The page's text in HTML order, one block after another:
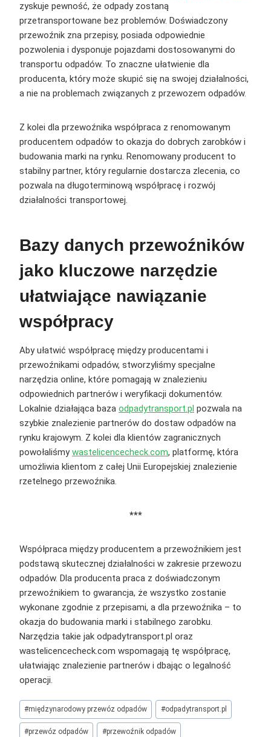
zyskuje pewność, że odpady zostaną
przetransportowane bez problemów. Doświadczony
przewoźnik zna przepisy, posiada odpowiednie
pozwolenia i dysponuje pojazdami dostosowanymi do
transportu odpadów. To znaczne ułatwienie dla
producenta, który może skupić się na swojej działalności,
a nie na problemach związanych z przewozem odpadów.
Z kolei dla przewoźnika współpraca z renomowanym
producentem odpadów to okazja do dobrych zarobków i
budowania marki na rynku. Renomowany producent to
stabilny partner, który regularnie dostarcza zlecenia, co
pozwala na długoterminową współpracę i rozwój
działalności transportowej.
Bazy danych przewoźników
jako kluczowe narzędzie
ułatwiające nawiązanie
współpracy
Aby ułatwić współpracę między producentami i
przewoźnikami odpadów, stworzyliśmy specjalne
narzędzia online, które pomagają w znalezieniu
odpowiednich partnerów i weryfikacji dokumentów.
Lokalnie działająca baza odpadytransport.pl pozwala na
szybkie znalezienie partnerów do dostaw odpadów na
rynku krajowym. Z kolei dla klientów zagranicznych
powołaliśmywastelicencecheck.com, platformę, która
umożliwia klientom z całej Unii Europejskiej znalezienie
rzetelnego przewoźnika.
***
Współpraca między producentem a przewoźnikiem jest
podstawą skutecznej działalności w zakresie przewozu
odpadów. Dla producenta praca z doświadczonym
przewoźnikiem to gwarancja, że wszystko zostanie
wykonane zgodnie z przepisami, a dla przewoźnika – to
okazja do budowania marki i stabilnego zarobku.
Narzędzia takie jak odpadytransport.pl oraz
wastelicencecheck.com wspomagają tę współpracę,
ułatwiając znalezienie partnerów i dbając o legalność
operacji.
Tagi
wpisu:
#międzynarodowy przewóz odpadów #odpadytransport.pl
#przewóz odpadów #przewoźnik odpadów